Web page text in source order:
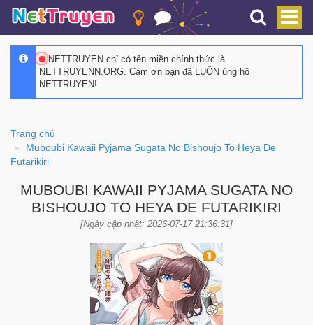
NETTRUYEN chỉ có tên miền chính thức là
NETTRUYENN.ORG. Cảm ơn bạn đã LUÔN ủng hộ
NETTRUYEN!
Trang chủ
Muboubi Kawaii Pyjama Sugata No Bishoujo To Heya De
Futarikiri
MUBOUBI KAWAII PYJAMA SUGATA NO
BISHOUJO TO HEYA DE FUTARIKIRI
[Ngày cập nhật: 2026-07-17 21:36:31]